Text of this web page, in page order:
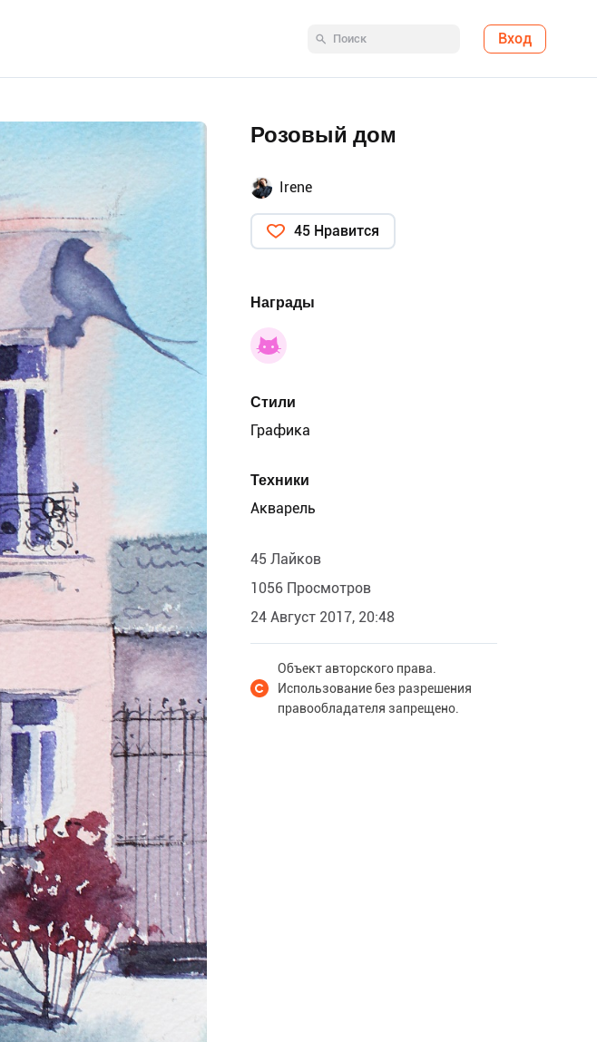
Вход
Розовый дом
Irene
45 Нравится
Награды
Стили
Графика
Техники
Акварель
45 Лайков
1056 Просмотров
24 Август 2017, 20:48
Объект авторского права.
Использование без разрешения
правообладателя запрещено.